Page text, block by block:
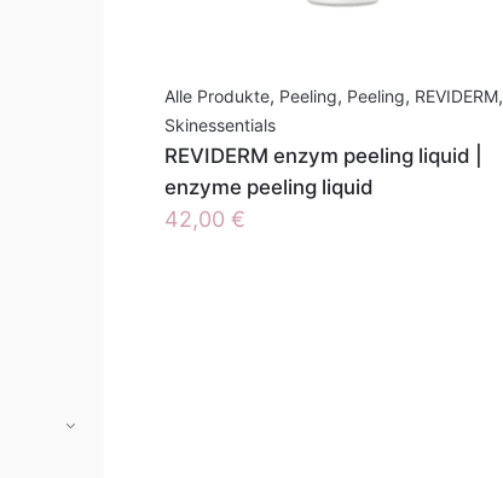
Alle Produkte, Peeling, Peeling, REVIDERM,
Skinessentials
REVIDERM enzym peeling liquid |
enzyme peeling liquid
42,00 €